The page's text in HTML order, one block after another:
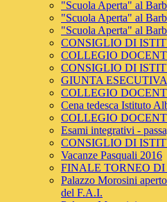
"Scuola Aperta" al
"Scuola Aperta" al
"Scuola Aperta" al
CONSIGLIO DI
COLLEGIO
CONSIGLIO DI
GIUNTA ESECUTIVA
COLLEGIO
Cena tedesca Istituto
COLLEGIO
Esami integrativi -
CONSIGLIO DI
Vacanze Pasquali 2016
FINALE TORNEO
Palazzo Morosini
del F.A.I.